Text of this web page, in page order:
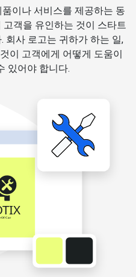
이나 서비스를 제공하는 동
객을 유인하는 것이 스타트
회사 로고는 귀하가 하는 일,
이 고객에게 어떻게 도움이
있어야 합니다.